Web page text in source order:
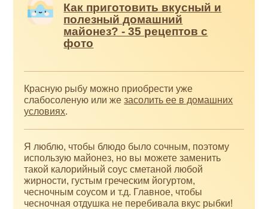
Как приготовить вкусный и
полезный домашний
майонез? - 35 рецептов с
фото
Красную рыбу можно приобрести уже
слабосоленую или жезасолить ее в домашних
условиях.
Я люблю, чтобы блюдо было сочным, поэтому
использую майонез, но вы можете заменить
такой калорийный соус сметаной любой
жирности, густым греческим йогуртом,
чесночным соусом и т.д. Главное, чтобы
чесночная отдушка не перебивала вкус рыбки!